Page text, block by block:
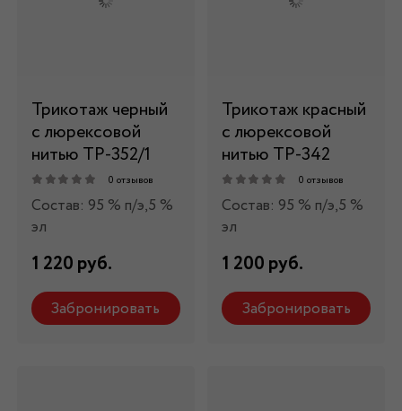
Трикотаж черный
с люрексовой
нитью ТР-352/1
0 отзывов
Состав: 95 % п/э,5 %
эл
1 220 руб.
Забронировать
Трикотаж красный
с люрексовой
нитью ТР-342
0 отзывов
Состав: 95 % п/э,5 %
эл
1 200 руб.
Забронировать